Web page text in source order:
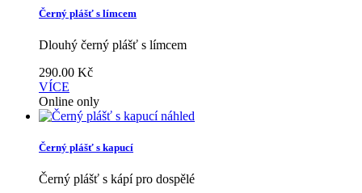
Černý plášť s límcem
Dlouhý černý plášť s límcem
290.00 Kč
VÍCE
Online only
náhled
Černý plášť s kapucí
Černý plášť s kápí pro dospělé